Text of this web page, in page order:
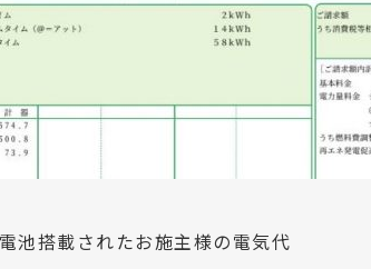
池搭載されたお施主様の電気代